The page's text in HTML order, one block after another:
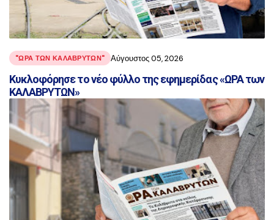
"ΩΡΑ ΤΩΝ ΚΑΛΑΒΡΥΤΩΝ" Αύγουστος 05, 2026
Κυκλοφόρησε το νέο φύλλο της εφημερίδας «ΩΡΑ των
ΚΑΛΑΒΡΥΤΩΝ»